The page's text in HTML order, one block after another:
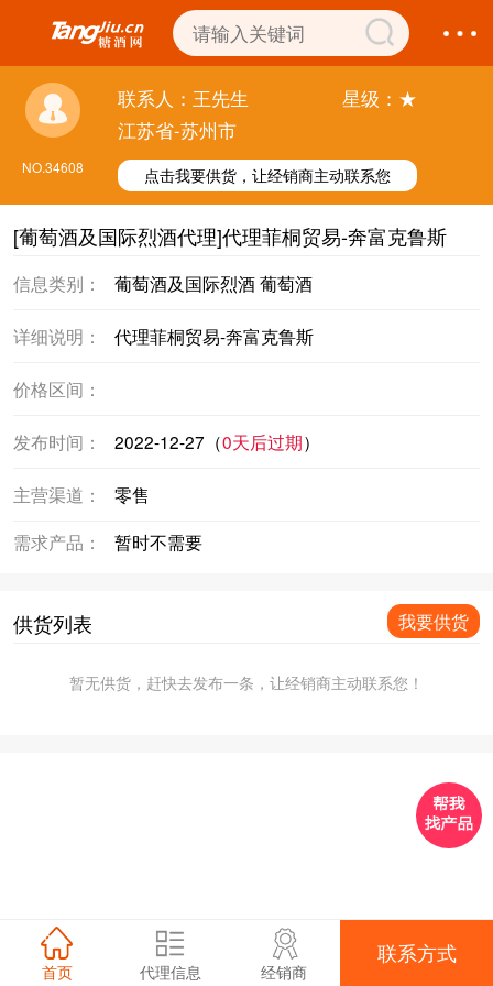
NO.34608
联系人：王先生
星级：★
江苏省-苏州市
点击我要供货，让经销商主动联系您
[葡萄酒及国际烈酒代理]代理菲桐贸易-奔富克鲁斯
信息类别： 葡萄酒及国际烈酒 葡萄酒
详细说明： 代理菲桐贸易-奔富克鲁斯
价格区间：
发布时间： 2022-12-27（0天后过期）
主营渠道：
零售
需求产品：
暂时不需要
供货列表 我要供货
暂无供货，赶快去发布一条，让经销商主动联系您！
首页 代理信息 经销商
联系方式